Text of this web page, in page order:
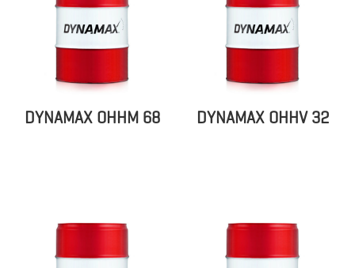
DYNAMAX OHHM 68 DYNAMAX OHHV 32